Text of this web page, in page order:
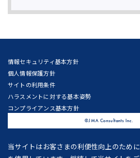
情報セキュリティ基本方針
個人情報保護方針
サイトの利用条件
ハラスメントに対する基本姿勢
コンプライアンス基本方針
©JMA Consultants Inc.
当サイトはお客さまの利便性向上のため